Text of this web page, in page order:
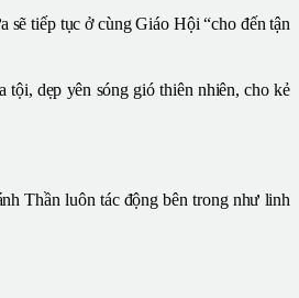
tiếp tục ở cùng Giáo Hội “cho đến tận
tội, dẹp yên sóng gió thiên nhiên, cho kẻ
Thần luôn tác động bên trong như linh